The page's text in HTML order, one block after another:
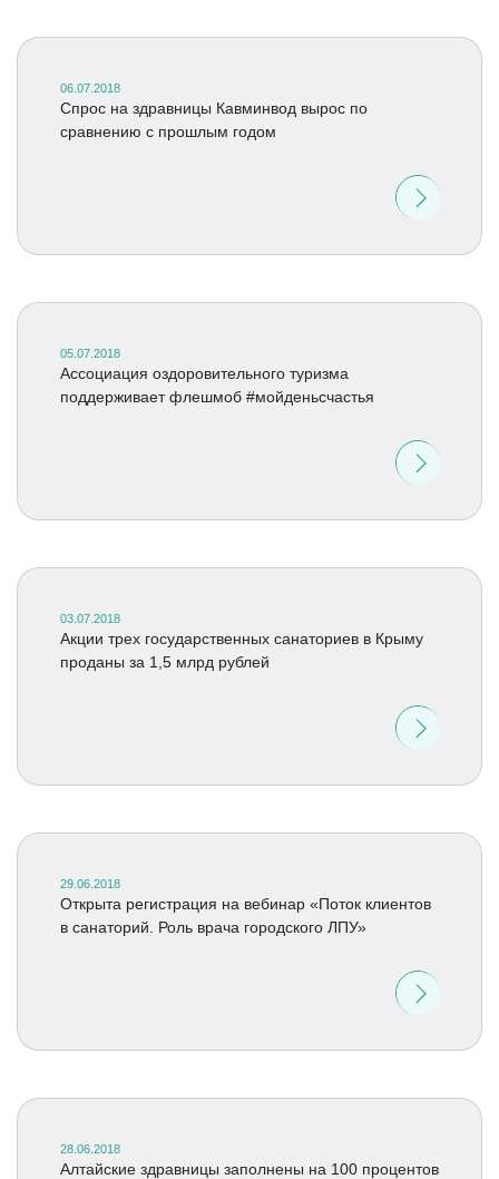
06.07.2018
Спрос на здравницы Кавминвод вырос по
сравнению с прошлым годом
05.07.2018
Ассоциация оздоровительного туризма
поддерживает флешмоб #мойденьсчастья
03.07.2018
Акции трех государственных санаториев в Крыму
проданы за 1,5 млрд рублей
29.06.2018
Открыта регистрация на вебинар «Поток клиентов
в санаторий. Роль врача городского ЛПУ»
28.06.2018
Алтайские здравницы заполнены на 100 процентов